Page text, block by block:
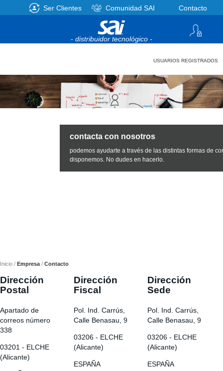
Ser Clientes Comunidad SAI Contacto
- distribuidor tecnológico -
USUARIOS REGISTRADOS
contacta con nosotros
podemos ayudarte a través de las distintas formas de
disponemos. No dudes en hacerlo.
Inicio Empresa Contacto
Dirección
Postal
Apartado de
correos número
338
03201 - ELCHE
(Alicante)
Dirección
Fiscal
Pol. Ind. Carrús,
Calle Benasau, 9
03206 - ELCHE
(Alicante)
ESPAÑA
Dirección
Sede
Pol. Ind. Carrús,
Calle Benasau, 9
03206 - ELCHE
(Alicante)
ESPAÑA